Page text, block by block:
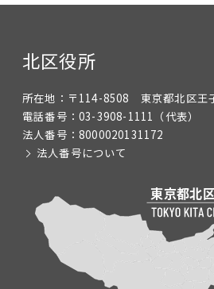
北区役所
所在地： 〒114-8508 東京都北区王
電話番号： 03-3908-1111 （代表）
法人番号： 8000020131172
法人番号について